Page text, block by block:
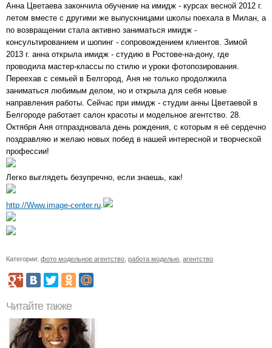
Анна Цветаева закончила обучение на имидж - курсах весной 2012 г.
летом вместе с другими же выпускницами школы поехала в Милан, а
по возвращении стала активно заниматься имидж -
консультированием и шопинг - сопровождением клиентов. Зимой
2013 г. анна открыла имидж - студию в Ростове-на-дону, где
проводила мастер-классы по стилю и уроки фотопозирования.
Переехав с семьей в Белгород, Аня не только продолжила
заниматься любимым делом, но и открыла для себя новые
направления работы. Сейчас при имидж - студии анны Цветаевой в
Белгороде работает салон красоты и модельное агентство. 28.
Октября Аня отпраздновала день рождения, с которым я её сердечно
поздравляю и желаю новых побед в нашей интересной и творческой
профессии!
Легко выглядеть безупречно, если знаешь, как!
http://Www.image-center.ru
Категории: фото модельное агентство работа моделью агентство
Читайте также